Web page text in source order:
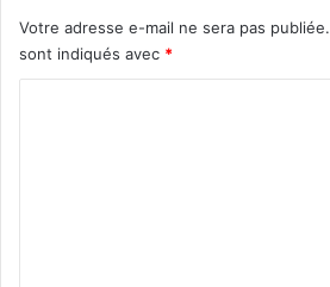
Votre adresse e-mail ne sera pas publiée.
sont indiqués avec *